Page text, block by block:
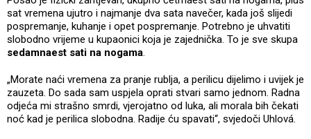
sat vremena ujutro i najmanje dva sata navečer, kada još slijedi
pospremanje, kuhanje i opet pospremanje. Potrebno je uhvatiti
slobodno vrijeme u kupaonici koja je zajednička. To je sve skupa
sedamnaest sati na nogama.
„Morate naći vremena za pranje rublja, a perilicu dijelimo i uvijek je
zauzeta. Do sada sam uspjela oprati stvari samo jednom. Radna
odjeća mi strašno smrdi, vjerojatno od luka, ali morala bih čekati
noć kad je perilica slobodna. Radije ću spavati“, svjedoči Uhlová.